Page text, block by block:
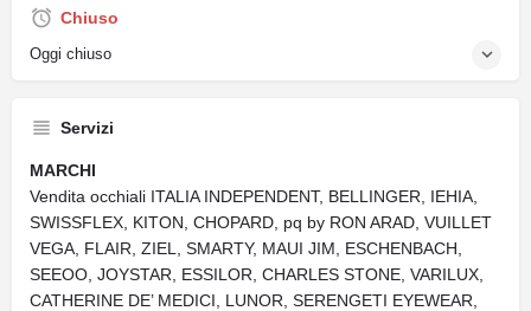
Chiuso
Oggi chiuso
Servizi
MARCHI
Vendita occhiali ITALIA INDEPENDENT, BELLINGER, IEHIA,
SWISSFLEX, KITON, CHOPARD, pq by RON ARAD, VUILLET
VEGA, FLAIR, ZIEL, SMARTY, MAUI JIM, ESCHENBACH,
SEEOO, JOYSTAR, ESSILOR, CHARLES STONE, VARILUX,
CATHERINE DE’ MEDICI, LUNOR, SERENGETI EYEWEAR,